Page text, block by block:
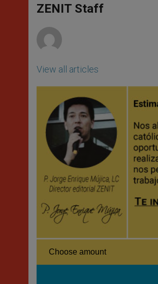
p
p
g
e
o
k
ZENIT Staff
View all articles